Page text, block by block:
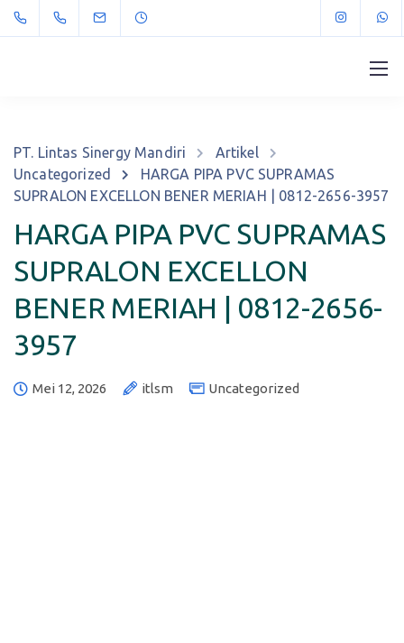
PT. Lintas Sinergy Mandiri
Artikel
Uncategorized
HARGA PIPA PVC SUPRAMAS
SUPRALON EXCELLON BENER MERIAH | 0812-2656-3957
HARGA PIPA PVC SUPRAMAS
SUPRALON EXCELLON
BENER MERIAH | 0812-2656-
3957
Mei 12, 2026 itlsm Uncategorized